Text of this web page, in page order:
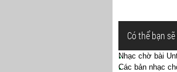
Có thể bạn
Nhạc chờ bài
Các bản nhạc